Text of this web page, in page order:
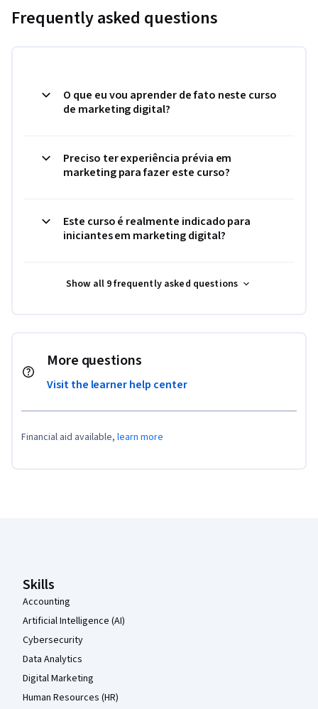
Frequently asked questions
O que eu vou aprender de fato neste curso
de marketing digital?
Preciso ter experiência prévia em
marketing para fazer este curso?
Este curso é realmente indicado para
iniciantes em marketing digital?
Show all 9 frequently asked questions
More questions
Visit the learner help center
Financial aid available, learn more
Skills
Accounting
Artificial Intelligence (AI)
Cybersecurity
Data Analytics
Digital Marketing
Human Resources (HR)